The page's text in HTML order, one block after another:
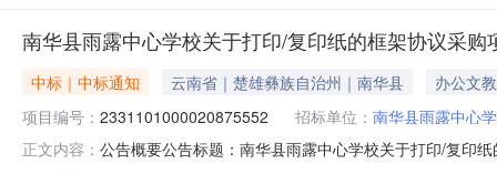
南华县雨露中心学校关于打印/复印纸的框架协议采购
中标｜中标通知 云南省｜楚雄彝族自治州｜南华县
办公文教
项目编号： 2331101000020875552 招标单位： 南华县雨露中心
正文内容： 公告概要公告标题：南华县雨露中心学校关于打印/复印